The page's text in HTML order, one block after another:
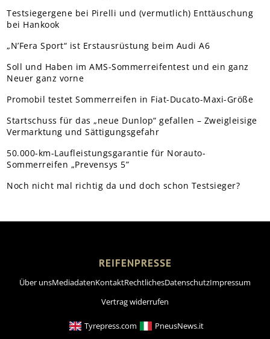
Testsiegergene bei Pirelli und (vermutlich) Enttäuschung
bei Hankook
„N’Fera Sport“ ist Erstausrüstung beim Audi A6
Soll und Haben im AMS-Sommerreifentest und ein ganz
Neuer ganz vorne
Promobil testet Sommerreifen in Fiat-Ducato-Maxi-Größe
Startschuss für das „neue Dunlop“ gefallen – Zweigleisige
Vermarktung und Sättigungsgefahr
50.000-km-Laufleistungsgarantie für Norauto-
Sommerreifen „Prevensys 5”
Noch nicht mal richtig da und doch schon Testsieger?
REIFENPRESSE
Über unsMediadatenKontaktRechtlichesDatenschutzImpressum
Vertrag widerrufen
Tyrepress.com PneusNews.it